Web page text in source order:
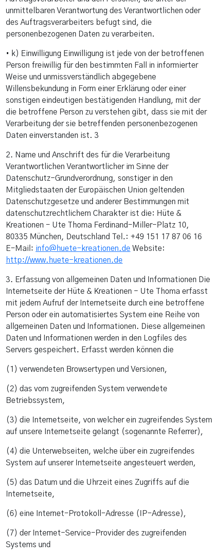
unmittelbaren Verantwortung des Verantwortlichen oder
des Auftragsverarbeiters befugt sind, die
personenbezogenen Daten zu verarbeiten.
• k) Einwilligung Einwilligung ist jede von der betroffenen
Person freiwillig für den bestimmten Fall in informierter
Weise und unmissverständlich abgegebene
Willensbekundung in Form einer Erklärung oder einer
sonstigen eindeutigen bestätigenden Handlung, mit der
die betroffene Person zu verstehen gibt, dass sie mit der
Verarbeitung der sie betreffenden personenbezogenen
Daten einverstanden ist. 3
2. Name und Anschrift des für die Verarbeitung
Verantwortlichen Verantwortlicher im Sinne der
Datenschutz-Grundverordnung, sonstiger in den
Mitgliedstaaten der Europäischen Union geltenden
Datenschutzgesetze und anderer Bestimmungen mit
datenschutzrechtlichem Charakter ist die: Hüte &
Kreationen - Ute Thoma Ferdinand-Miller-Platz 10,
80335 München, Deutschland Tel.: +49 151 17 87 06 16
E-Mail: info@huete-kreationen.de Website:
http://www.huete-kreationen.de
3. Erfassung von allgemeinen Daten und Informationen Die
Internetseite der Hüte & Kreationen - Ute Thoma erfasst
mit jedem Aufruf der Internetseite durch eine betroffene
Person oder ein automatisiertes System eine Reihe von
allgemeinen Daten und Informationen. Diese allgemeinen
Daten und Informationen werden in den Logfiles des
Servers gespeichert. Erfasst werden können die
(1) verwendeten Browsertypen und Versionen,
(2) das vom zugreifenden System verwendete
Betriebssystem,
(3) die Internetseite, von welcher ein zugreifendes System
auf unsere Internetseite gelangt (sogenannte Referrer),
(4) die Unterwebseiten, welche über ein zugreifendes
System auf unserer Internetseite angesteuert werden,
(5) das Datum und die Uhrzeit eines Zugriffs auf die
Internetseite,
(6) eine Internet-Protokoll-Adresse (IP-Adresse),
(7) der Internet-Service-Provider des zugreifenden
Systems und